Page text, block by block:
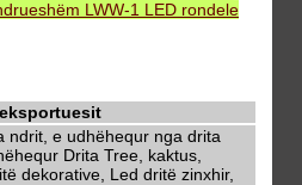
LWW-1 LED rondele
ndrit, e udhëhequr nga drita
Drita Tree, kaktus,
dekorative, Led dritë zinxhir,